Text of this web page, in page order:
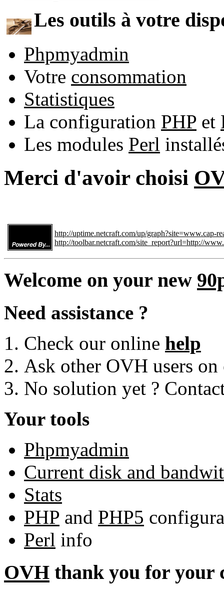
Les outils à votre
Phpmyadmin
Votre consommation
Statistiques
La configuration PHP et
Les modules Perl
Merci d'avoir choisi
http://uptime.netcraft.com/up/graph?site=www.cap-
http://toolbar.netcraft.com/site_report?url=http://
Welcome on your new
Need assistance ?
Check our online help
Ask other OVH users
No solution yet ?
Your tools
Phpmyadmin
Current disk and
Stats
PHP and PHP5
Perl info
OVH thank you for your